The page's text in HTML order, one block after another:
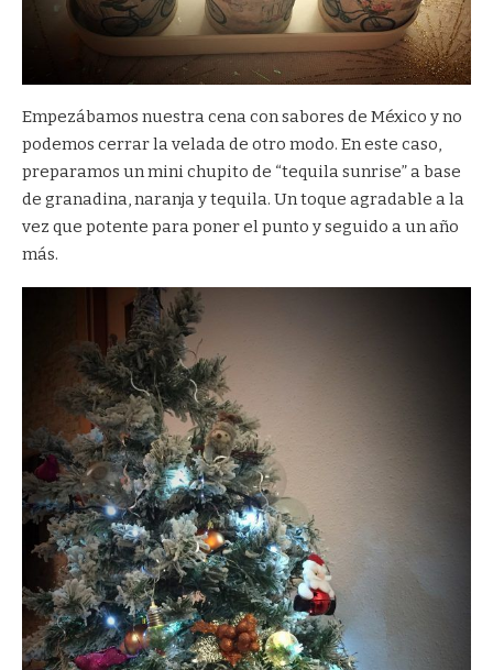
Empezábamos nuestra cena con sabores de México y no
podemos cerrar la velada de otro modo. En este caso,
preparamos un mini chupito de “tequila sunrise” a base
de granadina, naranja y tequila. Un toque agradable a la
vez que potente para poner el punto y seguido a un año
más.